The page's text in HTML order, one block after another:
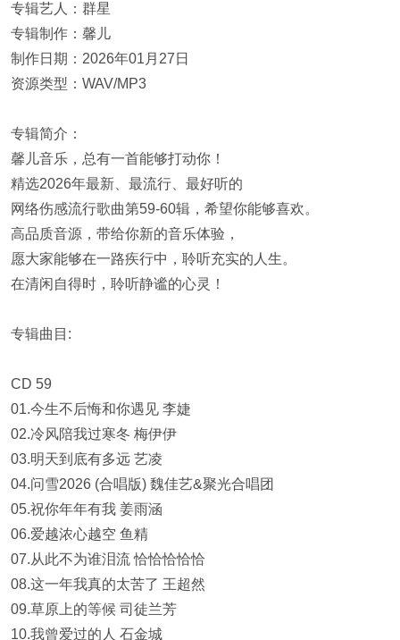
专辑艺人：群星
专辑制作：馨儿
制作日期：2026年01月27日
资源类型：WAV/MP3
专辑简介：
馨儿音乐，总有一首能够打动你！
精选2026年最新、最流行、最好听的
网络伤感流行歌曲第59-60辑，希望你能够喜欢。
高品质音源，带给你新的音乐体验，
愿大家能够在一路疾行中，聆听充实的人生。
在清闲自得时，聆听静谧的心灵！
专辑曲目:
CD 59
01.今生不后悔和你遇见 李婕
02.冷风陪我过寒冬 梅伊伊
03.明天到底有多远 艺凌
04.问雪2026 (合唱版) 魏佳艺&聚光合唱团
05.祝你年年有我 姜雨涵
06.爱越浓心越空 鱼精
07.从此不为谁泪流 恰恰恰恰恰
08.这一年我真的太苦了 王超然
09.草原上的等候 司徒兰芳
10.我曾爱过的人 石金城